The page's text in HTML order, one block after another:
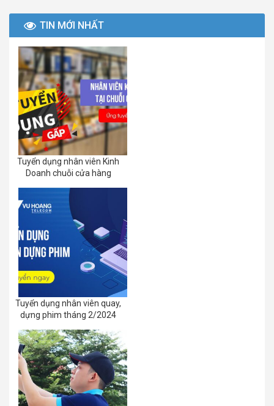
TIN MỚI NHẤT
Tuyển dụng nhân viên Kinh
Doanh chuỗi cửa hàng
Tuyển dụng nhân viên quay,
dựng phim tháng 2/2024